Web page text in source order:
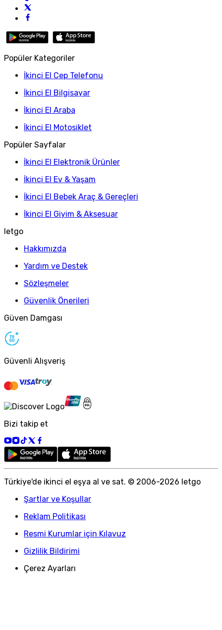
Popüler Kategoriler
İkinci El Cep Telefonu
İkinci El Bilgisayar
İkinci El Araba
İkinci El Motosiklet
Popüler Sayfalar
İkinci El Elektronik Ürünler
İkinci El Ev & Yaşam
İkinci El Bebek Araç & Gereçleri
İkinci El Giyim & Aksesuar
letgo
Hakkımızda
Yardım ve Destek
Sözleşmeler
Güvenlik Önerileri
Güven Damgası
Güvenli Alışveriş
Bizi takip et
Türkiye'de ikinci el eşya al ve sat. © 2006-2026 letgo
Şartlar ve Koşullar
Reklam Politikası
Resmi Kurumlar için Kılavuz
Gizlilik Bildirimi
Çerez Ayarları